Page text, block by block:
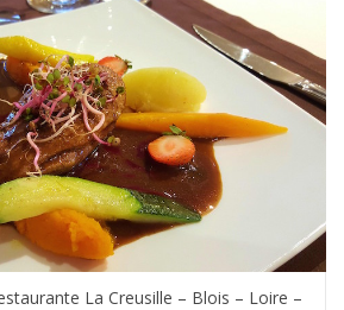
La Creusille – Blois – Loire –